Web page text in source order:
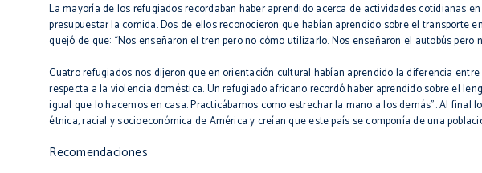
La mayoría de los refugiados recordaban haber aprendido acerca de actividades cotidianas
presupuestar la comida. Dos de ellos reconocieron que habían aprendido sobre el transporte
quejó de que: “Nos enseñaron el tren pero no cómo utilizarlo. Nos enseñaron el autobús pero
Cuatro refugiados nos dijeron que en orientación cultural habían aprendido la diferencia
respecta a la violencia doméstica. Un refugiado africano recordó haber aprendido sobre el
igual que lo hacemos en casa. Practicábamos como estrechar la mano a los demás”. Al
étnica, racial y socioeconómica de América y creían que este país se componía de una
Recomendaciones